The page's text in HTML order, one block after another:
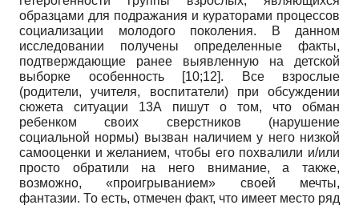
образцами для подражания и кураторами процессов
социализации молодого поколения. В данном
исследовании получены определенные факты,
подтверждающие ранее выявленную на детской
выборке особенность [10;12]. Все взрослые
(родители, учителя, воспитатели) при обсуждении
сюжета ситуации 13А пишут о том, что обман
ребенком своих сверстников (нарушение
социальной нормы) вызван наличием у него низкой
самооценки и желанием, чтобы его похвалили и/или
просто обратили на него внимание, а также,
возможно, «проигрыванием» своей мечты,
фантазии. То есть, отмечен факт, что имеет место ряд